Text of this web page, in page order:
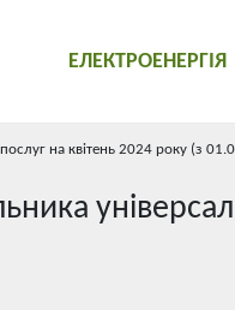
ЕЛЕКТРОЕНЕРГІЯ
на квітень 2024 року (з